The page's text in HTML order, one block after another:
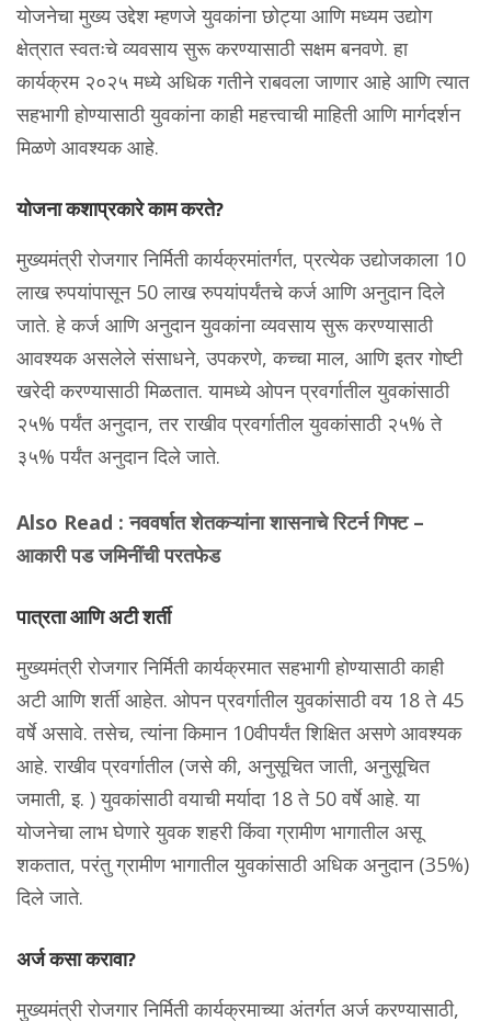
योजनेचा मुख्य उद्देश म्हणजे युवकांना छोट्या आणि मध्यम उद्योग
क्षेत्रात स्वतःचे व्यवसाय सुरू करण्यासाठी सक्षम बनवणे. हा
कार्यक्रम २०२५ मध्ये अधिक गतीने राबवला जाणार आहे आणि त्यात
सहभागी होण्यासाठी युवकांना काही महत्त्वाची माहिती आणि मार्गदर्शन
मिळणे आवश्यक आहे.
योजना कशाप्रकारे काम करते?
मुख्यमंत्री रोजगार निर्मिती कार्यक्रमांतर्गत, प्रत्येक उद्योजकाला 10
लाख रुपयांपासून 50 लाख रुपयांपर्यंतचे कर्ज आणि अनुदान दिले
जाते. हे कर्ज आणि अनुदान युवकांना व्यवसाय सुरू करण्यासाठी
आवश्यक असलेले संसाधने, उपकरणे, कच्चा माल, आणि इतर गोष्टी
खरेदी करण्यासाठी मिळतात. यामध्ये ओपन प्रवर्गातील युवकांसाठी
२५% पर्यंत अनुदान, तर राखीव प्रवर्गातील युवकांसाठी २५% ते
३५% पर्यंत अनुदान दिले जाते.
Also Read :नववर्षात शेतकऱ्यांना शासनाचे रिटर्न गिफ्ट –
आकारी पड जमिनींची परतफेड
पात्रता आणि अटी शर्ती
मुख्यमंत्री रोजगार निर्मिती कार्यक्रमात सहभागी होण्यासाठी काही
अटी आणि शर्ती आहेत. ओपन प्रवर्गातील युवकांसाठी वय 18 ते 45
वर्षे असावे. तसेच, त्यांना किमान 10वीपर्यंत शिक्षित असणे आवश्यक
आहे. राखीव प्रवर्गातील (जसे की, अनुसूचित जाती, अनुसूचित
जमाती, इ. ) युवकांसाठी वयाची मर्यादा 18 ते 50 वर्षे आहे. या
योजनेचा लाभ घेणारे युवक शहरी किंवा ग्रामीण भागातील असू
शकतात, परंतु ग्रामीण भागातील युवकांसाठी अधिक अनुदान (35%)
दिले जाते.
अर्ज कसा करावा?
मुख्यमंत्री रोजगार निर्मिती कार्यक्रमाच्या अंतर्गत अर्ज करण्यासाठी,